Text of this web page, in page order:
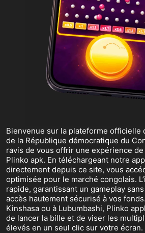
Bienvenue sur la plateforme officielle
de la République démocratique du
ravis de vous offrir une expérience
Plinko apk. En téléchargeant notre
directement depuis ce site, vous
optimisée pour le marché congolais.
rapide, garantissant un gameplay
accès hautement sécurisé à vos
Kinshasa ou à Lubumbashi, Plinko
de lancer la bille et de viser les
élevés en un seul clic sur votre écran.